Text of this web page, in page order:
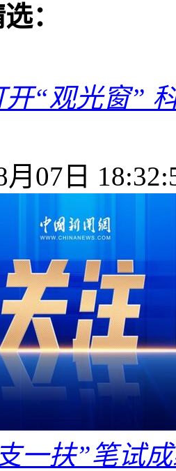
：
开“观光窗”
月07日
一扶”笔试